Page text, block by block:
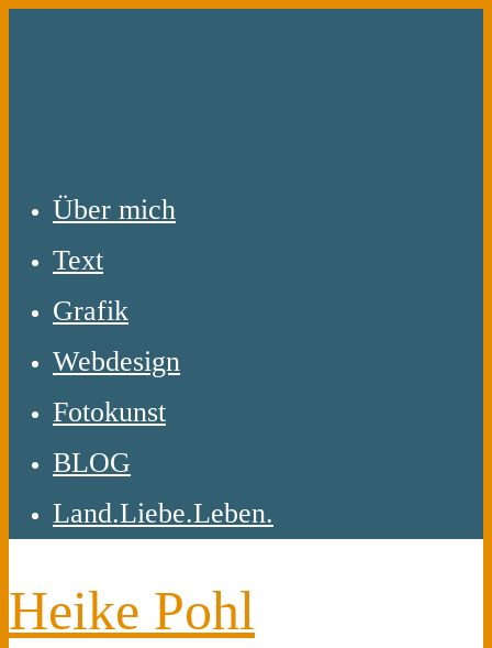
Über mich
Text
Grafik
Webdesign
Fotokunst
BLOG
Land.Liebe.Leben.
Heike Pohl